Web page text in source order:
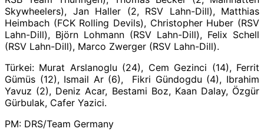
Skywheelers), Jan Haller (2, RSV Lahn-Dill), Matthias
Heimbach (FCK Rolling Devils), Christopher Huber (RSV
Lahn-Dill), Björn Lohmann (RSV Lahn-Dill), Felix Schell
(RSV Lahn-Dill), Marco Zwerger (RSV Lahn-Dill).
Türkei: Murat Arslanoglu (24), Cem Gezinci (14), Ferrit
Gümüs (12), Ismail Ar (6), Fikri Gündogdu (4), Ibrahim
Yavuz (2), Deniz Acar, Bestami Boz, Kaan Dalay, Özgür
Gürbulak, Cafer Yazici.
PM: DRS/Team Germany